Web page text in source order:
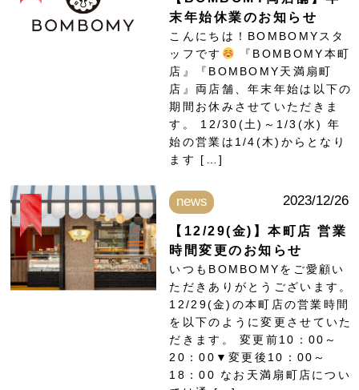
末年始休業のお知らせ
こんにちは！BOMBOMYスタ
ッフです
『BOMBOMY本町
店』『BOMBOMY天満扇町
店』両店舗、年末年始は以下の
期間お休みさせていただきま
す。 12/30(土)～1/3(水) 年
始の営業は1/4(木)からとなり
ます […]
news 2023/12/26
【12/29(金)】本町店 営業
時間変更のお知らせ
いつもBOMBOMYをご愛顧い
ただきありがとうございます。
12/29(金)の本町店の営業時間
を以下のように変更させていた
だきます。 変更前10：00～
20：00▼変更後10：00～
18：00 なお天満扇町店につい